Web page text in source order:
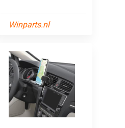
Winparts.nl